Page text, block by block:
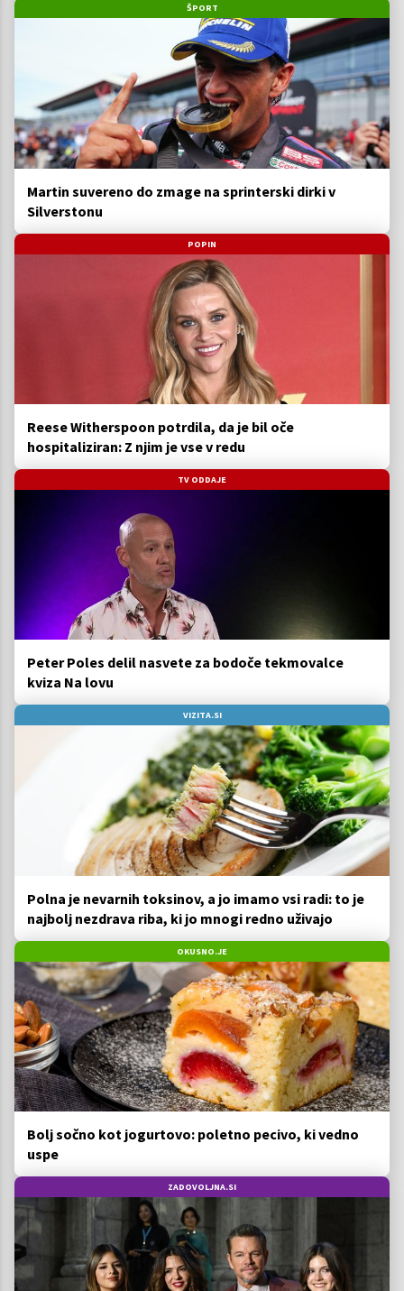
ŠPORT
Martin suvereno do zmage na sprinterski dirki v
Silverstonu
POPIN
Reese Witherspoon potrdila, da je bil oče
hospitaliziran: Z njim je vse v redu
TV ODDAJE
Peter Poles delil nasvete za bodoče tekmovalce
kviza Na lovu
VIZITA.SI
Polna je nevarnih toksinov, a jo imamo vsi radi: to je
najbolj nezdrava riba, ki jo mnogi redno uživajo
OKUSNO.JE
Bolj sočno kot jogurtovo: poletno pecivo, ki vedno
uspe
ZADOVOLJNA.SI